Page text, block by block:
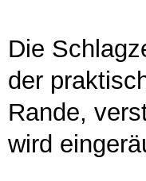
Die
der
Rande,
wird